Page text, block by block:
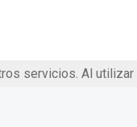
servicios. Al